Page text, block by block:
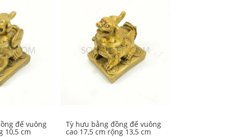
đế vuông
10,5 cm
Tỳ hưu bằng đồng đế vuông
cao 17,5 cm rộng 13,5 cm